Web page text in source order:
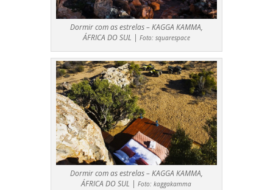
Dormir com as estrelas – KAGGA KAMMA,
ÁFRICA DO SUL | Foto: squarespace
Dormir com as estrelas – KAGGA KAMMA,
ÁFRICA DO SUL |Foto:kaggakamma